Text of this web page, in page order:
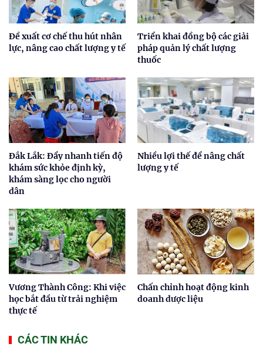
Đề xuất cơ chế thu hút nhân
lực, nâng cao chất lượng y tế
Triển khai đồng bộ các giải
pháp quản lý chất lượng
thuốc
Đắk Lắk: Đẩy nhanh tiến độ
khám sức khỏe định kỳ,
khám sàng lọc cho người
dân
Nhiều lợi thế để nâng chất
lượng y tế
Vương Thành Công: Khi việc
học bắt đầu từ trải nghiệm
thực tế
Chấn chỉnh hoạt động kinh
doanh dược liệu
CÁC TIN KHÁC